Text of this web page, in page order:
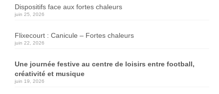
Dispositifs face aux fortes chaleurs
juin 25, 2026
Flixecourt : Canicule – Fortes chaleurs
juin 22, 2026
Une journée festive au centre de loisirs entre football,
créativité et musique
juin 19, 2026